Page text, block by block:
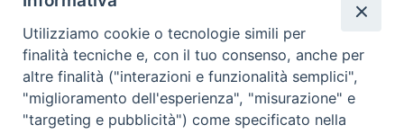
Scrivici
Utilizziamo cookie o tecnologie simili per
finalità tecniche e, con il tuo consenso, anche per
altre finalità ("interazioni e funzionalità semplici",
"miglioramento dell'esperienza", "misurazione" e
"targeting e pubblicità") come specificato nella